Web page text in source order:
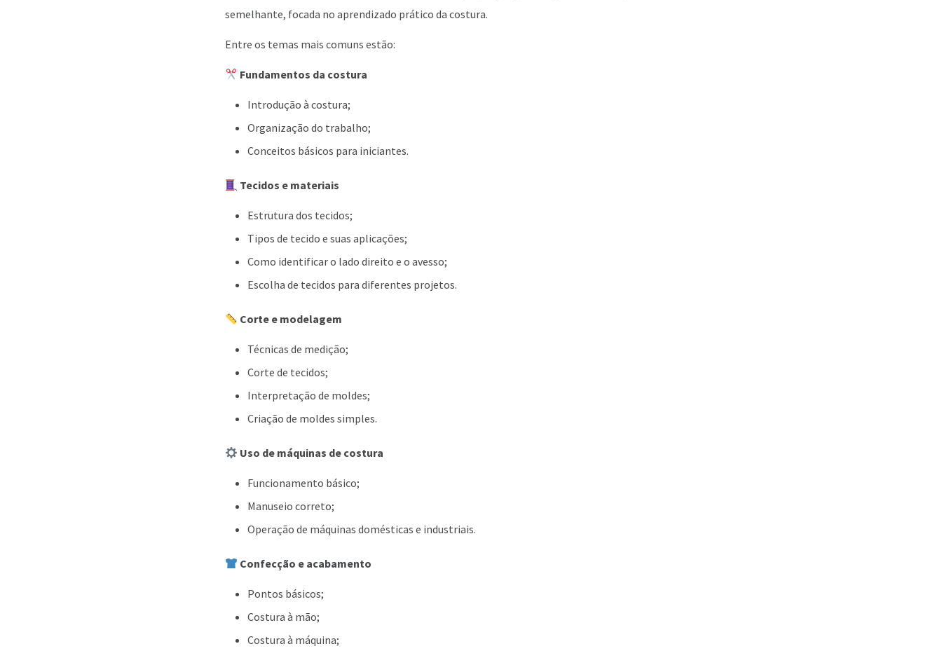
semelhante, focada no aprendizado prático da costura.
Entre os temas mais comuns estão:
Fundamentos da costura
Introdução à costura;
Organização do trabalho;
Conceitos básicos para iniciantes.
Tecidos e materiais
Estrutura dos tecidos;
Tipos de tecido e suas aplicações;
Como identificar o lado direito e o avesso;
Escolha de tecidos para diferentes projetos.
Corte e modelagem
Técnicas de medição;
Corte de tecidos;
Interpretação de moldes;
Criação de moldes simples.
Uso de máquinas de costura
Funcionamento básico;
Manuseio correto;
Operação de máquinas domésticas e industriais.
Confecção e acabamento
Pontos básicos;
Costura à mão;
Costura à máquina;